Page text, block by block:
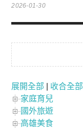
2026-01-30
展開全部
收合全部
家庭育兒
國外旅遊
高雄美食